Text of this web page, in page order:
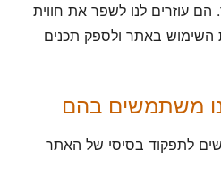
עוזרים לנו לשפר את חווית
באתר ולספק תכנים
לתפקוד בסיסי של האתר